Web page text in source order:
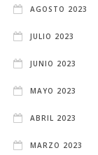
AGOSTO 2023
JULIO 2023
JUNIO 2023
MAYO 2023
ABRIL 2023
MARZO 2023